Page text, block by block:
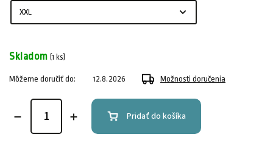
Skladom (1 ks)
Môžeme doručiť do: 12.8.2026 Možnosti doručenia
Pridať do košíka